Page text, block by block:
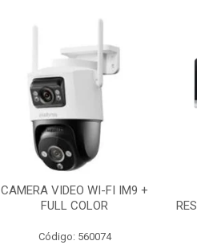
CAMERA VIDEO WI-FI IM9 +
FULL COLOR
Código: 560074